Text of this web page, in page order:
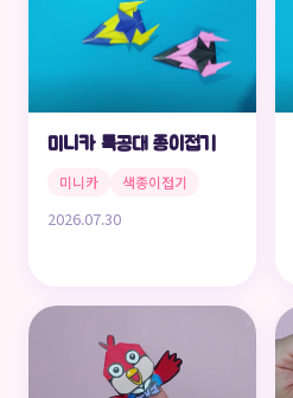
미니카 특공대 종이접기
미니카 색종이접기
2026.07.30